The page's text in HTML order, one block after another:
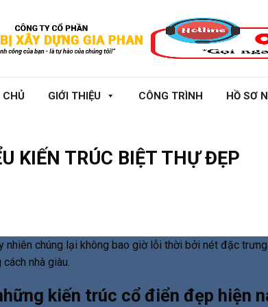
GIỚI THIỆU CÔNG TRÌNH HỒ SƠ
KIẾN TRÚC BIỆT THỰ ĐẸP
nhiên chúng lại không bao giờ lỗi thời bởi nét đặc
nhà giàu.
kiến trúc cổ điển đẹp hiện